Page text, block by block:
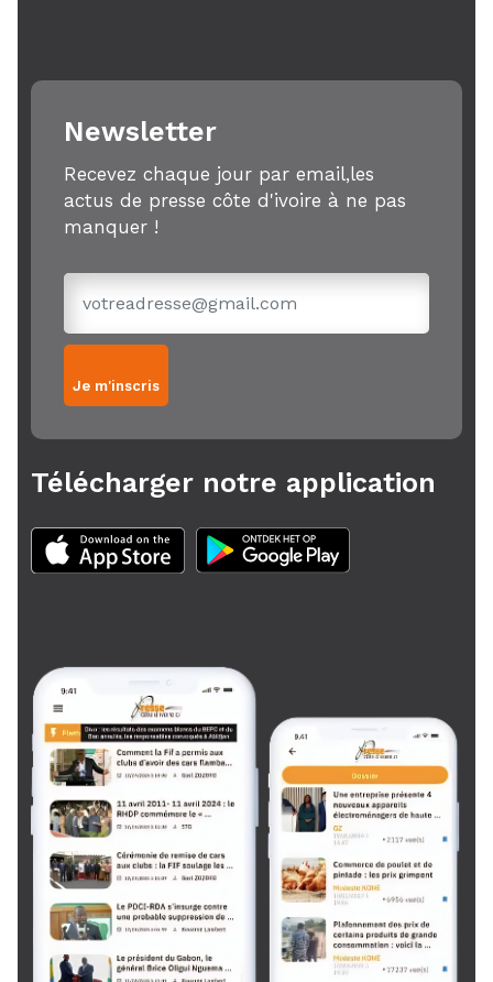
Newsletter
Recevez chaque jour par email,les
actus de presse côte d'ivoire à ne pas
manquer !
Je m'inscris
Télécharger notre application